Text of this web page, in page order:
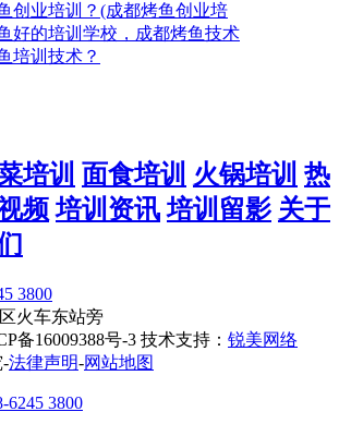
创业培训？(成都烤鱼创业培
好的培训学校，成都烤鱼技术
培训技术？
培训 面食培训 火锅培训 热
频 培训资讯 培训留影 关于
3800
火车东站旁
备16009388号-3 技术支持： 锐美网络
-法律声明-网站地图
6245 3800